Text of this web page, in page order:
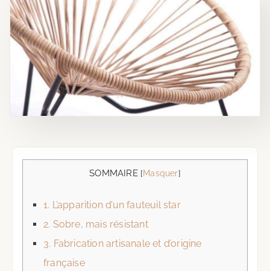
SOMMAIRE [Masquer]
1. L’apparition d’un fauteuil star
2. Sobre, mais résistant
3. Fabrication artisanale et d’origine
française